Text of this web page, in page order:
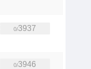
0/3937
0/3946